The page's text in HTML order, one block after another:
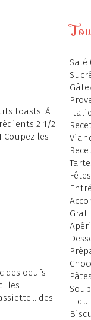
toasts. À
2 1/2
les
des oeufs
les
des
Salé